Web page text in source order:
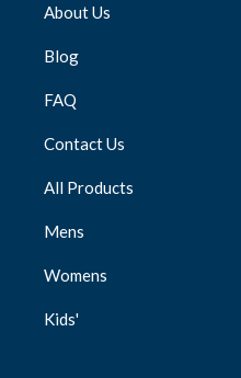
About Us
Blog
FAQ
Contact Us
All Products
Mens
Womens
Kids'